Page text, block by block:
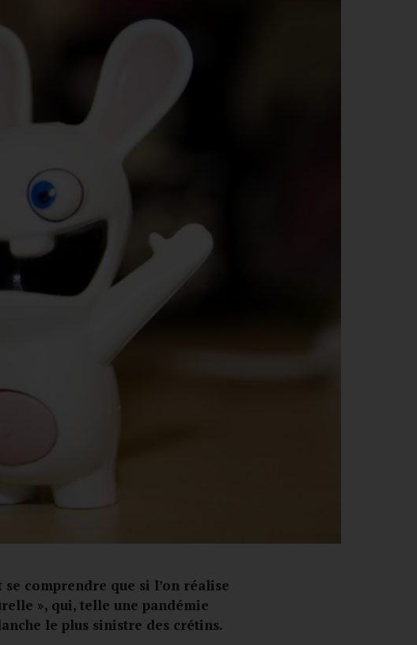
comprendre que si l’on réalise
», qui, telle une pandémie
le plus sinistre des crétins.